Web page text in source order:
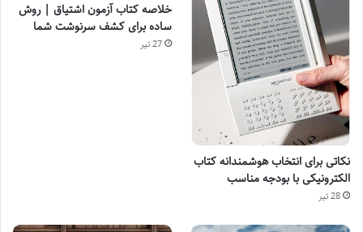
نکاتی برای انتخاب هوشمندانه کتاب
الکترونیکی با بودجه مناسب
28 تیر
خلاصه کتاب آزمون اشتیاق | روش
ساده برای کشف سرنوشت شما
27 تیر